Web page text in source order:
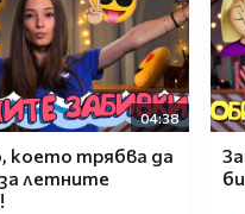
04:38
което трябва да
летните